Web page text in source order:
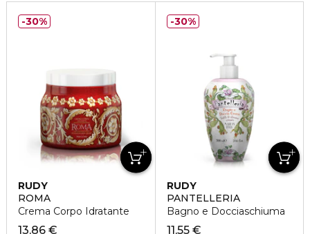
RUDY
ROMA
Crema Corpo Idratante
13,86 €
30%
RUDY
PANTELLERIA
Bagno e Docciaschiuma
11,55 €
30%